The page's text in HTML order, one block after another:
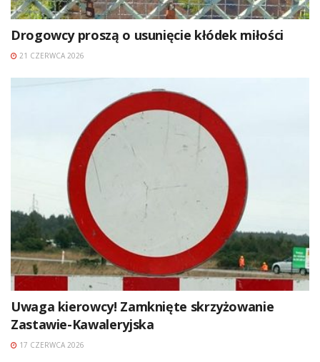
Drogowcy proszą o usunięcie kłódek miłości
21 CZERWCA 2026
Uwaga kierowcy! Zamknięte skrzyżowanie
Zastawie-Kawaleryjska
17 CZERWCA 2026